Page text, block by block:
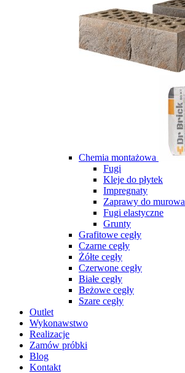
Chemia montażowa
Fugi
Kleje do płytek
Impregnaty
Zaprawy do
Fugi elastyczne
Grunty
Grafitowe cegły
Czarne cegły
Żółte cegły
Czerwone cegły
Białe cegły
Beżowe cegły
Szare cegły
Outlet
Wykonawstwo
Realizacje
Zamów próbki
Blog
Kontakt